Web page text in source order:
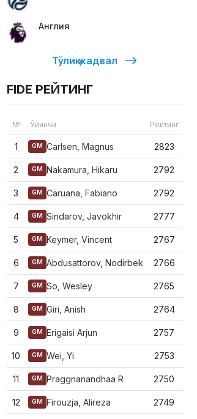
Англия
Тўлиқ жадвал
FIDE РЕЙТИНГ
№ Ўйинчи Рейтинг
1 GM Carlsen, Magnus 2823
2 GM Nakamura, Hikaru 2792
3 GM Caruana, Fabiano 2792
4 GM Sindarov, Javokhir 2777
5 GM Keymer, Vincent 2767
6 GM Abdusattorov, Nodirbek 2766
7 GM So, Wesley 2765
8 GM Giri, Anish 2764
9 GM Erigaisi Arjun 2757
10 GM Wei, Yi 2753
11 GM Praggnanandhaa R 2750
12 GM Firouzja, Alireza 2749